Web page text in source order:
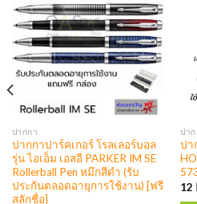
ปากกา
ปากกาปาร์คเกอร์ โรลเลอร์บอล
รุ่น ไอเอ็ม เอสอี PARKER IM SE
Rollerball Pen หมึกสีดำ (รับ
ประกันตลอดอายุการใช้งาน) [ฟรี
สลักชื่อ]
ปาก
ปา
12